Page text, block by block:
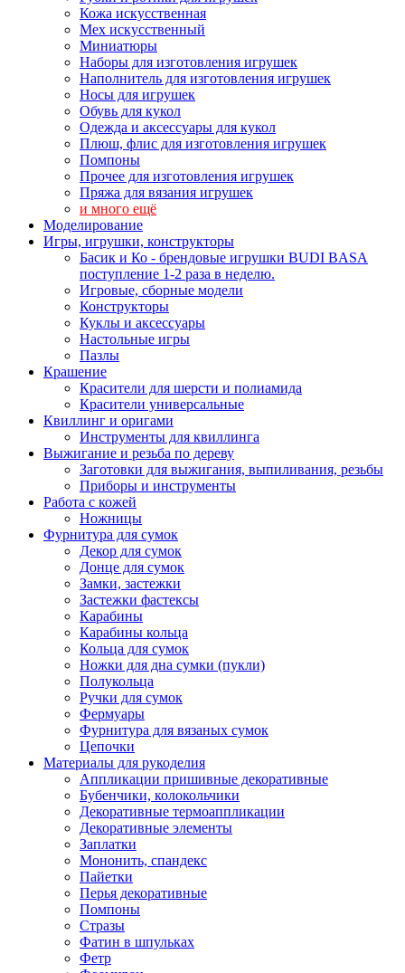
Кожа искусственная
Мех искусственный
Миниатюры
Наборы для изготовления игрушек
Наполнитель для изготовления игрушек
Носы для игрушек
Обувь для кукол
Одежда и аксессуары для кукол
Плюш, флис для изготовления игрушек
Помпоны
Прочее для изготовления игрушек
Пряжа для вязания игрушек
и много ещё
Моделирование
Игры, игрушки, конструкторы
Басик и Ко - брендовые игрушки BUDI BASA
поступление 1-2 раза в неделю.
Игровые, сборные модели
Конструкторы
Куклы и аксессуары
Настольные игры
Пазлы
Крашение
Красители для шерсти и полиамида
Красители универсальные
Квиллинг и оригами
Инструменты для квиллинга
Выжигание и резьба по дереву
Заготовки для выжигания, выпиливания, резьбы
Приборы и инструменты
Работа с кожей
Ножницы
Фурнитура для сумок
Декор для сумок
Донце для сумок
Замки, застежки
Застежки фастексы
Карабины
Карабины кольца
Кольца для сумок
Ножки для дна сумки (пукли)
Полукольца
Ручки для сумок
Фермуары
Фурнитура для вязаных сумок
Цепочки
Материалы для рукоделия
Аппликации пришивные декоративные
Бубенчики, колокольчики
Декоративные термоаппликации
Декоративные элементы
Заплатки
Мононить, спандекс
Пайетки
Перья декоративные
Помпоны
Стразы
Фатин в шпульках
Фетр